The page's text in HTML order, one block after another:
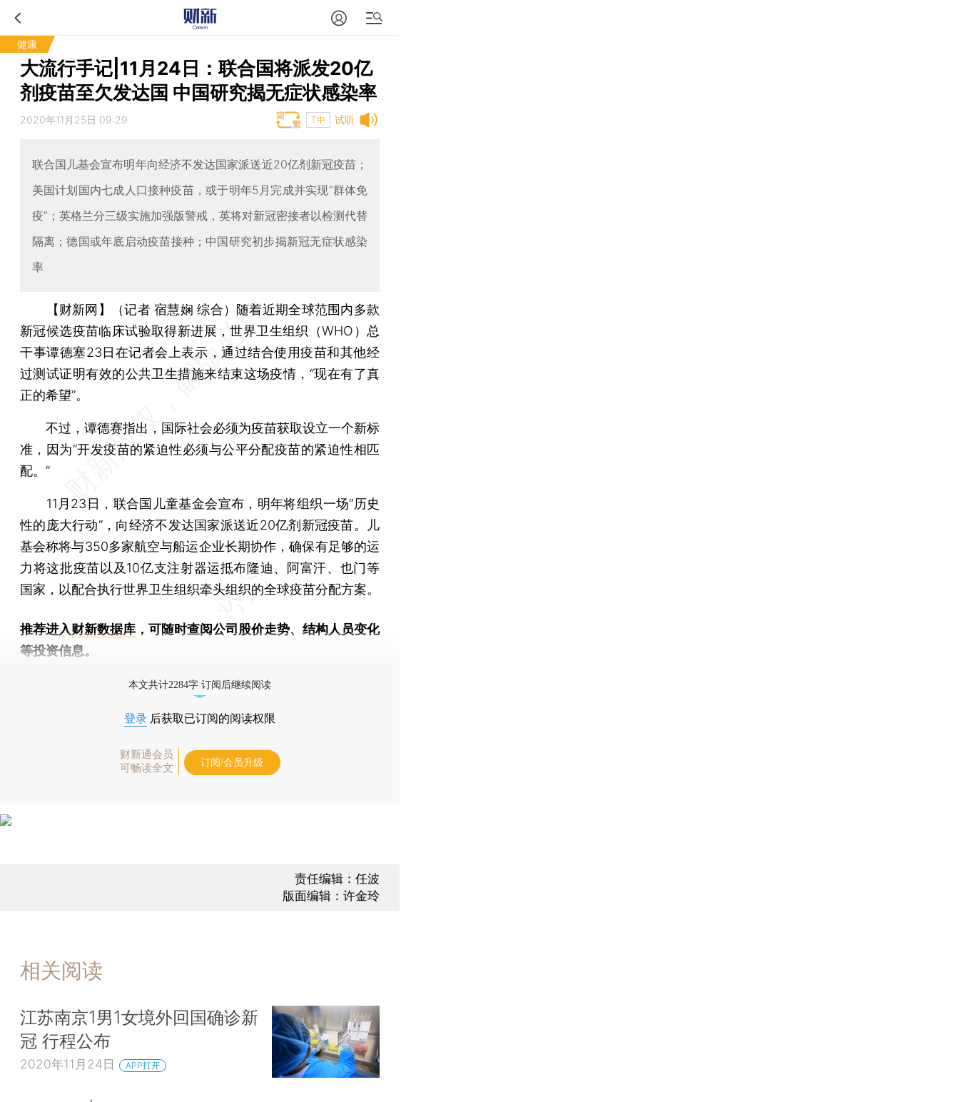
健康
大流行手记|11月24日：联合国将派发20亿
剂疫苗至欠发达国 中国研究揭无症状感染率
试听
2020年11月25日 09:29 T中
联合国儿基会宣布明年向经济不发达国家派送近20亿剂新冠疫苗；
美国计划国内七成人口接种疫苗，或于明年5月完成并实现“群体免
疫”；英格兰分三级实施加强版警戒，英将对新冠密接者以检测代替
隔离；德国或年底启动疫苗接种；中国研究初步揭新冠无症状感染
率
【财新网】（记者 宿慧娴 综合） 随着近期全球范围内多款
新冠候选疫苗临床试验取得新进展，世界卫生组织（WHO）总
干事谭德塞23日在记者会上表示，通过结合使用疫苗和其他经
过测试证明有效的公共卫生措施来结束这场疫情，“现在有了真
正的希望”。
不过，谭德赛指出，国际社会必须为疫苗获取设立一个新标
准，因为“开发疫苗的紧迫性必须与公平分配疫苗的紧迫性相匹
配。”
11月23日，联合国儿童基金会宣布，明年将组织一场“历史
性的庞大行动”，向经济不发达国家派送近20亿剂新冠疫苗。儿
基会称将与350多家航空与船运企业长期协作，确保有足够的运
力将这批疫苗以及10亿支注射器运抵布隆迪、阿富汗、也门等
国家，以配合执行世界卫生组织牵头组织的全球疫苗分配方案。
推荐进入财新数据库 ，可随时查阅公司股价走势、结构人员变化
等投资信息。
本文共计2284字 订阅后继续阅读
登录 后获取已订阅的阅读权限
财新通会员
可畅读全文
订阅/会员升级
责任编辑：任波
版面编辑：许金玲
相关阅读
江苏南京1男1女境外回国确诊新
冠 行程公布
2020年11月24日 APP打开